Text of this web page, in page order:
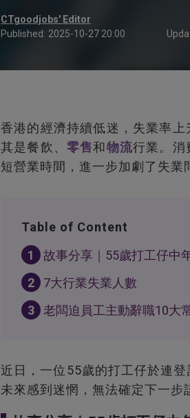
CTgoodjobs' Editor
Published: 2025-10-27 20:00
香港的經濟持續低迷，失業率
其是餐飲、 零售和物流行業。消
短營業時間，進一步加劇了失業
Table of Content
1
故事分享｜55歲打工仔中
2
7大行業失業人數
3
老闆迫員工主動辭職10大
近日，一位55歲的打工仔於連
未來感到迷惘，無法確定下一步